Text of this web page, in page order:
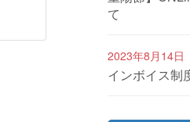
て
2023年8月14日
インボイス制